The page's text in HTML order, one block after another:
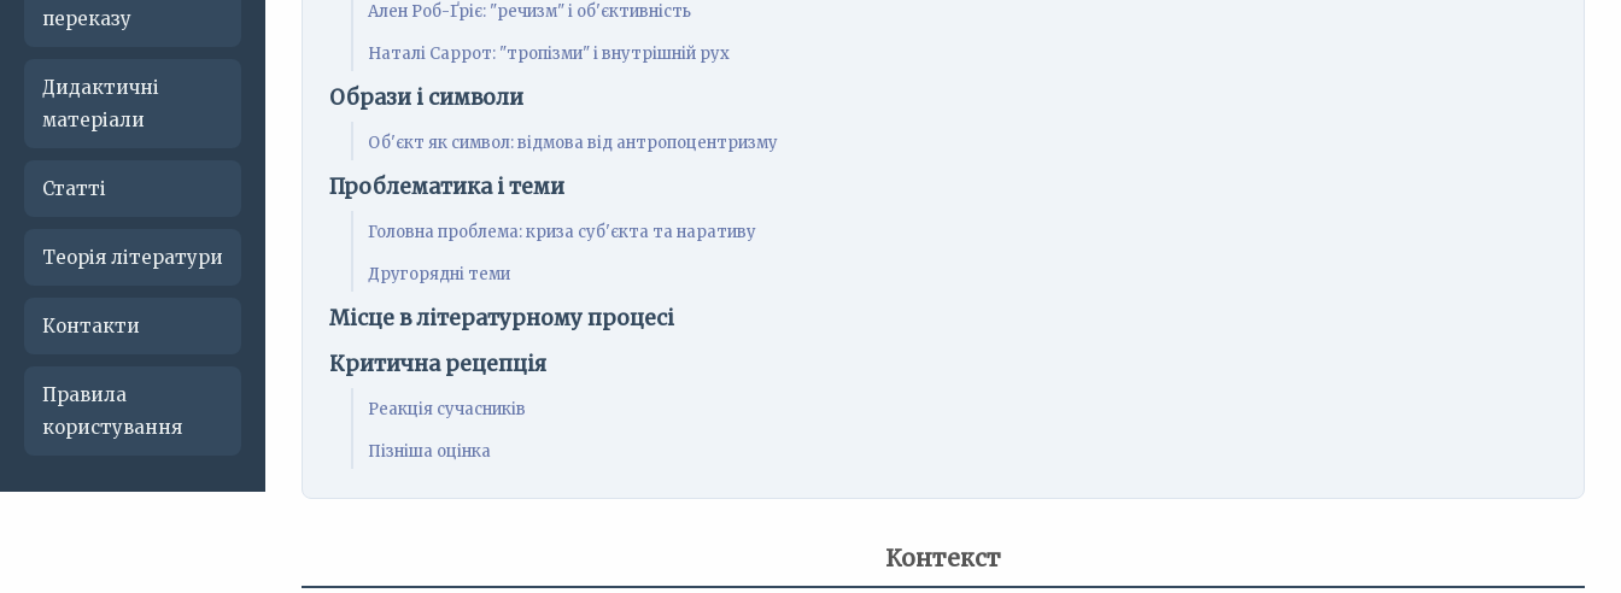
переказу
Дидактичні
матеріали
Статті
Теорія літератури
Контакти
Правила
користування
Ален Роб-Ґріє: "речизм" і об'єктивність
Наталі Саррот: "тропізми" і внутрішній рух
Образи і символи
Об'єкт як символ: відмова від антропоцентризму
Проблематика і теми
Головна проблема: криза суб'єкта та наративу
Другорядні теми
Місце в літературному процесі
Критична рецепція
Реакція сучасників
Пізніша оцінка
Контекст